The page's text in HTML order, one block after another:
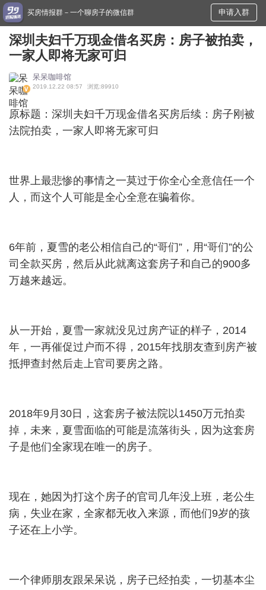
买房情报群－一个聊房子的微信群 申请入群
深圳夫妇千万现金借名买房：房子被拍卖，
一家人即将无家可归
呆呆咖啡馆
2019.12.22 08:57 浏览:89910
原标题：深圳夫妇千万现金借名买房后续：房子刚被
法院拍卖，一家人即将无家可归
世界上最悲惨的事情之一莫过于你全心全意信任一个
人，而这个人可能是全心全意在骗着你。
6年前，夏雪的老公相信自己的“哥们”，用“哥们”的公
司全款买房，然后从此就离这套房子和自己的900多
万越来越远。
从一开始，夏雪一家就没见过房产证的样子，2014
年，一再催促过户而不得，2015年找朋友查到房产被
抵押查封然后走上官司要房之路。
2018年9月30日，这套房子被法院以1450万元拍卖
掉，未来，夏雪面临的可能是流落街头，因为这套房
子是他们全家现在唯一的房子。
现在，她因为打这个房子的官司几年没上班，老公生
病，失业在家，全家都无收入来源，而他们9岁的孩
子还在上小学。
一个律师朋友跟呆呆说，房子已经拍卖，一切基本尘